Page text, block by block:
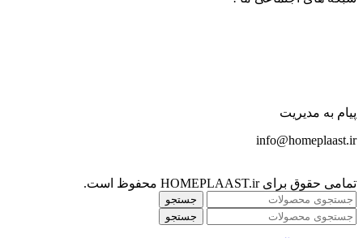
پیام به مدیریت
info@homeplaast.ir
تمامی حقوق برای HOMEPLAAST.ir محفوظ است.
جستجو
جستجو